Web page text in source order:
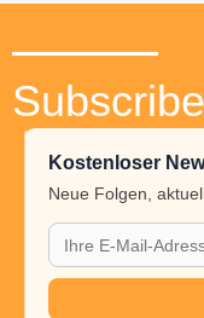
Kostenloser
Neue Folgen,